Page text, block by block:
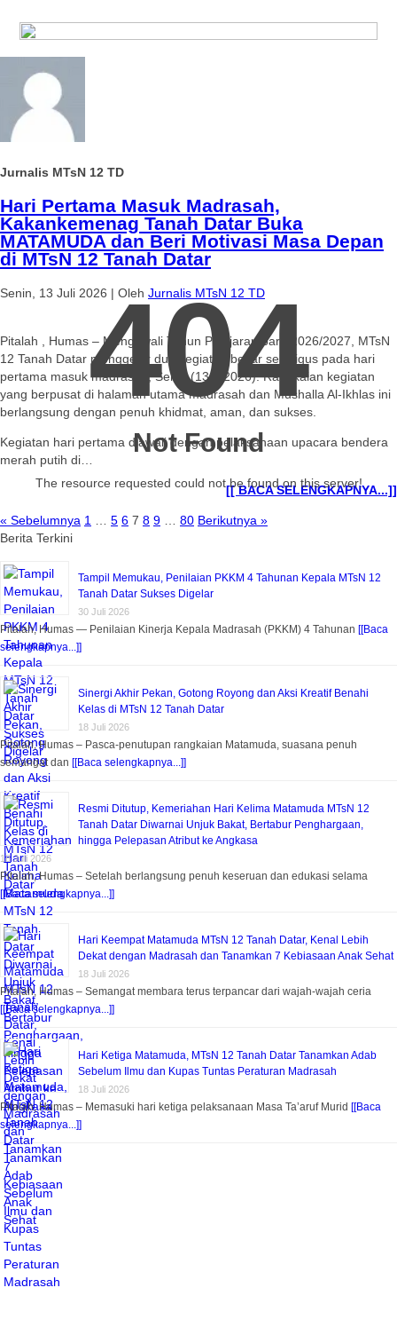
Jurnalis MTsN 12 TD
Hari Pertama Masuk Madrasah,
Kakankemenag Tanah Datar Buka
MATAMUDA dan Beri Motivasi Masa Depan
di MTsN 12 Tanah Datar
Senin, 13 Juli 2026 | Oleh Jurnalis MTsN 12 TD
Pitalah , Humas – Mengawali Tahun Pelajaran baru 2026/2027, MTsN
12 Tanah Datar menggelar dua kegiatan besar sekaligus pada hari
pertama masuk madrasah, Senin (13/7/2026). Rangkaian kegiatan
yang berpusat di halaman utama madrasah dan Mushalla Al-Ikhlas ini
berlangsung dengan penuh khidmat, aman, dan sukses.
Kegiatan hari pertama diawali dengan pelaksanaan upacara bendera
merah putih di…
[[ BACA SELENGKAPNYA...]]
« Sebelumnya 1 5 6 7 8 9 80 Berikutnya »
Berita Terkini
Tampil Memukau, Penilaian PKKM 4 Tahunan Kepala MTsN 12
Tanah Datar Sukses Digelar
30 Juli 2026
Pitalah, Humas — Penilaian Kinerja Kepala Madrasah (PKKM) 4 Tahunan [[Baca
selengkapnya...]]
Sinergi Akhir Pekan, Gotong Royong dan Aksi Kreatif Benahi
Kelas di MTsN 12 Tanah Datar
18 Juli 2026
Pitalah, Humas – Pasca-penutupan rangkaian Matamuda, suasana penuh
semangat dan [[Baca selengkapnya...]]
Resmi Ditutup, Kemeriahan Hari Kelima Matamuda MTsN 12
Tanah Datar Diwarnai Unjuk Bakat, Bertabur Penghargaan,
hingga Pelepasan Atribut ke Angkasa
18 Juli 2026
Pitalah, Humas – Setelah berlangsung penuh keseruan dan edukasi selama
[[Baca selengkapnya...]]
Hari Keempat Matamuda MTsN 12 Tanah Datar, Kenal Lebih
Dekat dengan Madrasah dan Tanamkan 7 Kebiasaan Anak Sehat
18 Juli 2026
Pitalah, Humas – Semangat membara terus terpancar dari wajah-wajah ceria
[[Baca selengkapnya...]]
Hari Ketiga Matamuda, MTsN 12 Tanah Datar Tanamkan Adab
Sebelum Ilmu dan Kupas Tuntas Peraturan Madrasah
18 Juli 2026
Pitalah, Humas – Memasuki hari ketiga pelaksanaan Masa Ta’aruf Murid [[Baca
selengkapnya...]]
404
Not Found
The resource requested could not be found on this server!